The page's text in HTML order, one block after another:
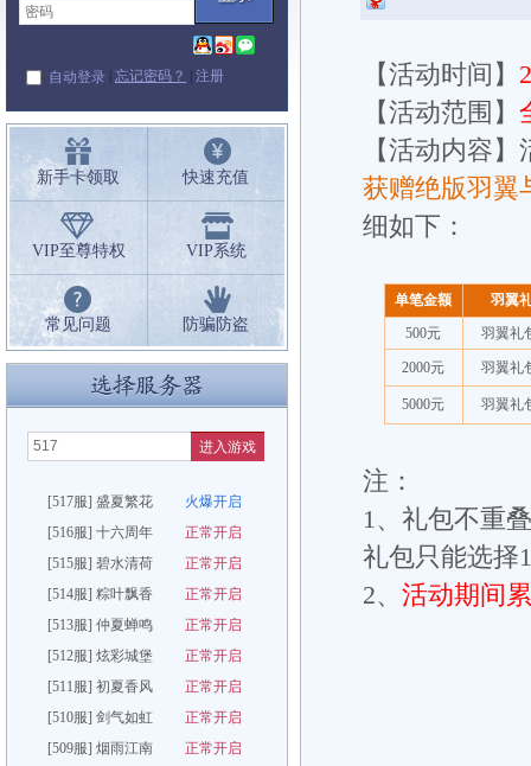
自动登录 | 忘记密码？ | 注册
新手卡领取 快速充值
VIP至尊特权 VIP系统
常见问题 防骗防盗
进入游戏
[517服] 盛夏繁花
火爆开启
[516服] 十六周年
正常开启
[515服] 碧水清荷
正常开启
[514服] 粽叶飘香
正常开启
[513服] 仲夏蝉鸣
正常开启
[512服] 炫彩城堡
正常开启
[511服] 初夏香风
正常开启
[510服] 剑气如虹
正常开启
[509服] 烟雨江南
正常开启
【活动时间】
【活动范围】
【活动内容
获赠绝版羽翼
细如下 ：
单笔金额
羽翼
500元
羽翼礼
2000元 羽翼礼
5000元 羽翼礼
注：
1、礼包不重
礼包只能选择
2、 活动期间